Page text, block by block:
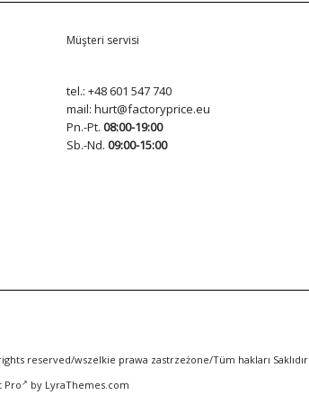
Müşteri servisi
tel.: +48 601 547 740
mail: hurt@factoryprice.eu
Pn.-Pt. 08:00-19:00
Sb.-Nd. 09:00-15:00
reserved/wszelkie prawa zastrzeżone/Tüm hakları Saklıdır
Pro
by LyraThemes.com